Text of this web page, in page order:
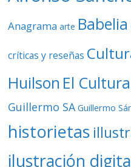
Anagrama arte Babelia
críticas y reseñas
Huilson El
Guillermo SA Guillermo
historietas
ilustración